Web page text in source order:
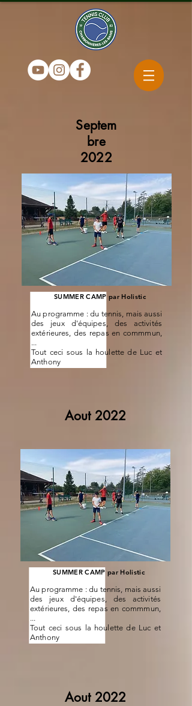
Septem
bre
2022
SUMMER CAMP par Holistic
Au programme : du tennis, mais aussi
des jeux d'équipes, des activités
extérieures, des repas en commmun,
...
Tout ceci sous la houlette de Luc et
Anthony
Aout 2022
SUMMER CAMP par Holistic
Au programme : du tennis, mais aussi
des jeux d'équipes, des activités
extérieures, des repas en commmun,
...
Tout ceci sous la houlette de Luc et
Anthony
Aout 2022